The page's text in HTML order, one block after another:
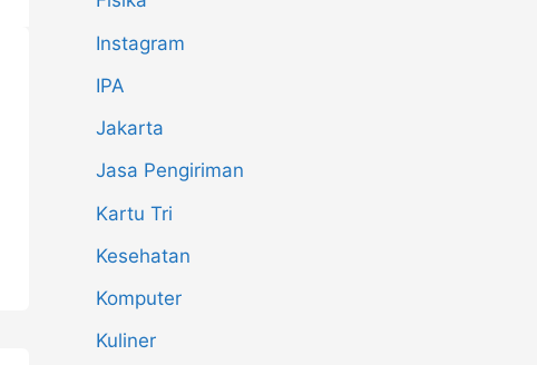
Instagram
IPA
Jakarta
Jasa Pengiriman
Kartu Tri
Kesehatan
Komputer
Kuliner